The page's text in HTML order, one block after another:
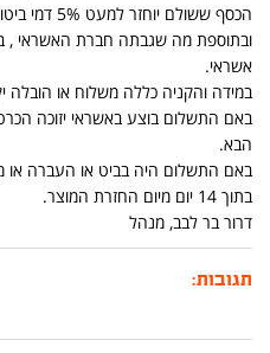
ובתוספת מה שגבתה חברת האשראי ,
אשראי.
במידה והקניה כללה משלוח או הובלה
באם התשלום בוצע באשראי יזוכה
הבא.
באם התשלום היה בביט או העברה או
בתוך 14 יום מיום החזרת המוצר.
דרור בר לבב, מנהל
תגובות: